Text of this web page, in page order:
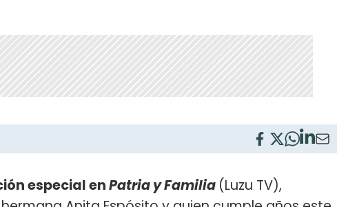
especial enPatria y Familia (Luzu TV),